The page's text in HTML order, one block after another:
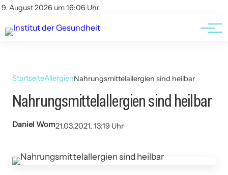
9. August 2026 um 16:06 Uhr
Kontakt
Kontakt
AGBs
StartseiteAllergienNahrungsmittelallergien sind heilbar
Nahrungsmittelallergien sind heilbar
Daniel Wom21.03.2021, 13:19 Uhr